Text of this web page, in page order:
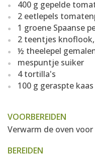
400 g gepelde
2 eetlepels
1 groene Spaanse
2 teentjes
½ theelepel
mespuntje suiker
4 tortilla's
100 g geraspte kaas
VOORBEREIDEN
Verwarm de oven voor
BEREIDEN